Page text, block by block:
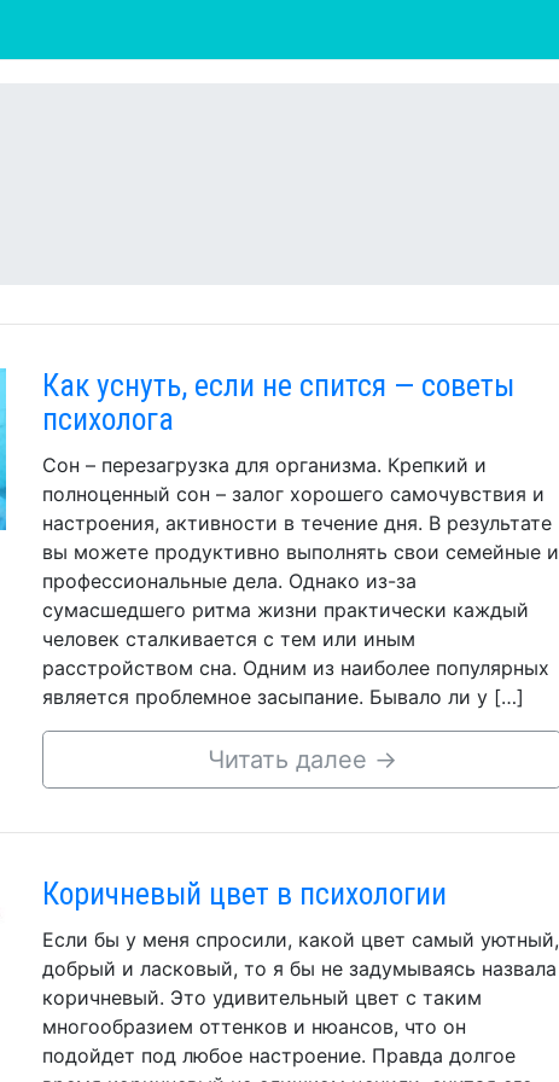
Как уснуть, если не спится — советы
психолога
Сон – перезагрузка для организма. Крепкий и
полноценный сон – залог хорошего самочувствия и
настроения, активности в течение дня. В результате
вы можете продуктивно выполнять свои семейные и
профессиональные дела. Однако из-за
сумасшедшего ритма жизни практически каждый
человек сталкивается с тем или иным
расстройством сна. Одним из наиболее популярных
является проблемное засыпание. Бывало ли у […]
Читать далее →
Коричневый цвет в психологии
Если бы у меня спросили, какой цвет самый уютный,
добрый и ласковый, то я бы не задумываясь назвала
коричневый. Это удивительный цвет с таким
многообразием оттенков и нюансов, что он
подойдет под любое настроение. Правда долгое